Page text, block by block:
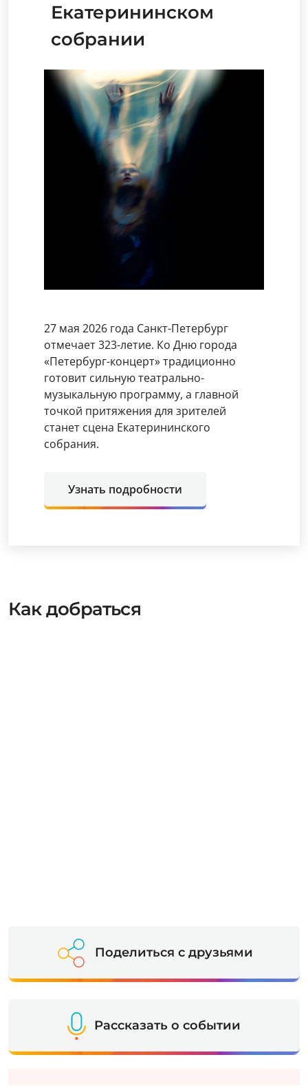
Екатерининском
собрании
27 мая 2026 года Санкт-Петербург
отмечает 323-летие. Ко Дню города
«Петербург-концерт» традиционно
готовит сильную театрально-
музыкальную программу, а главной
точкой притяжения для зрителей
станет сцена Екатерининского
собрания.
Узнать подробности
Как добраться
Поделиться с друзьями
Рассказать о событии